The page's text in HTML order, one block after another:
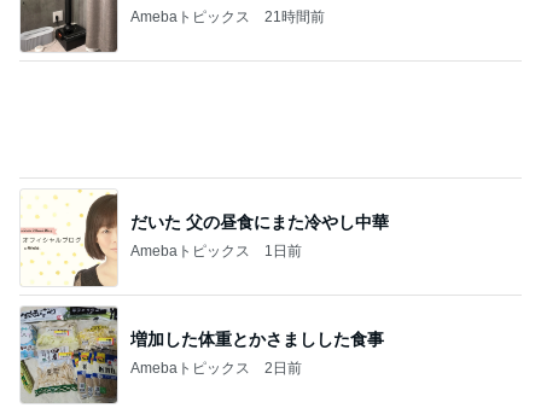
Amebaトピックス 21時間前
だいた 父の昼食にまた冷やし中華
Amebaトピックス 1日前
増加した体重とかさましした食事
Amebaトピックス 2日前